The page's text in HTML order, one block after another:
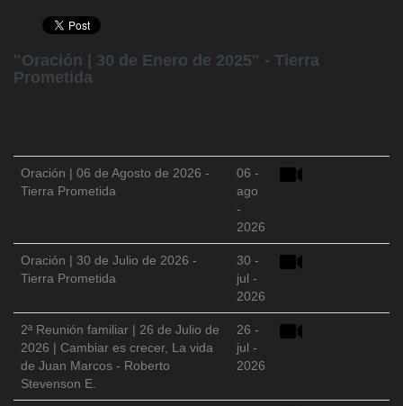
"Oración | 30 de Enero de 2025" - Tierra
Prometida
Oración | 06 de Agosto de 2026 -
Tierra Prometida
06 -
ago
-
2026
Oración | 30 de Julio de 2026 -
Tierra Prometida
30 -
jul -
2026
2ª Reunión familiar | 26 de Julio de
2026 | Cambiar es crecer, La vida
de Juan Marcos - Roberto
Stevenson E.
26 -
jul -
2026